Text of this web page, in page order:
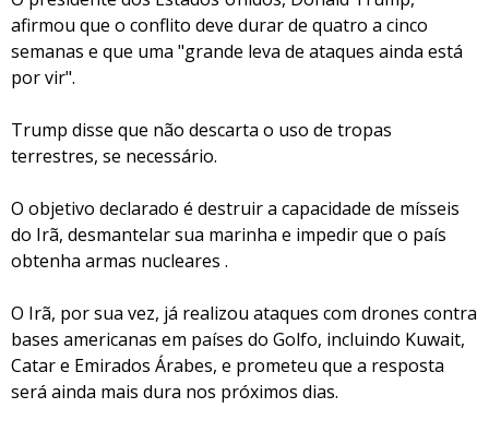
afirmou que o conflito deve durar de quatro a cinco
semanas e que uma "grande leva de ataques ainda está
por vir".
Trump disse que não descarta o uso de tropas
terrestres, se necessário.
O objetivo declarado é destruir a capacidade de mísseis
do Irã, desmantelar sua marinha e impedir que o país
obtenha armas nucleares .
O Irã, por sua vez, já realizou ataques com drones contra
bases americanas em países do Golfo, incluindo Kuwait,
Catar e Emirados Árabes, e prometeu que a resposta
será ainda mais dura nos próximos dias.